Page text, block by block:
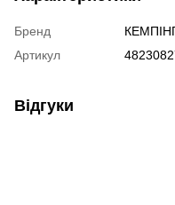
Бренд
Артикул
Відгуки